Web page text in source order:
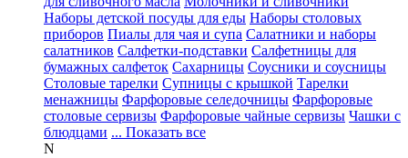
Наборы детской посуды для еды Наборы столовых
приборов Пиалы для чая и супа Салатники и наборы
салатников Салфетки-подставки Салфетницы для
бумажных салфеток Сахарницы Соусники и соусницы
Столовые тарелки Супницы с крышкой Тарелки
менажницы Фарфоровые селедочницы Фарфоровые
столовые сервизы Фарфоровые чайные сервизы Чашки с
блюдцами ... Показать все
N